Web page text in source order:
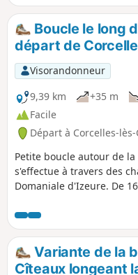
Boucle le long
départ de
Visorandonneur
9,39 km
+35 m
Facile
Départ à Corcelles-
Petite boucle autour de
s'effectue à travers des
Domaniale d'Izeure. De
230 m d’altitude et se
niveau de l'Abbaye de
de Saint-Nicolas-lès-
Variante de la
Cîteaux longeant